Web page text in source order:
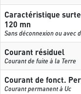
Caractéristique
120 mn
Sans déconnexion ou avec
Courant résiduel
Courant de fuite à la Terre
Courant de fonct.
Courant permanent à Uc